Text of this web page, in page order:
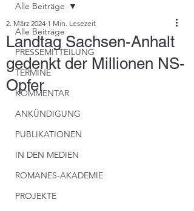
Alle Beiträge
PRESSEMITTEILUNG
TERMINE
KOMMENTAR
ANKÜNDIGUNG
PUBLIKATIONEN
IN DEN MEDIEN
ROMANES-AKADEMIE
PROJEKTE
Alle Beiträge
Landtag Sachsen-Anhalt
gedenkt der Millionen NS-
Opfer
2. März 2024 1 Min. Lesezeit